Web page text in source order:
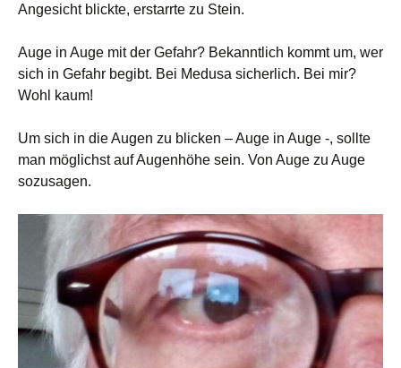
Angesicht blickte, erstarrte zu Stein.
Auge in Auge mit der Gefahr? Bekanntlich kommt um, wer
sich in Gefahr begibt. Bei Medusa sicherlich. Bei mir?
Wohl kaum!
Um sich in die Augen zu blicken – Auge in Auge -, sollte
man möglichst auf Augenhöhe sein. Von Auge zu Auge
sozusagen.